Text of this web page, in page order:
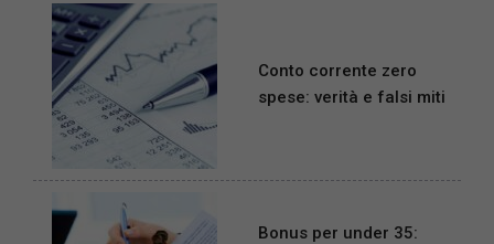
Conto corrente zero
spese: verità e falsi miti
Bonus per under 35: